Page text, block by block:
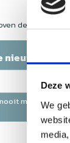
Deze
We
de €500,-
met iemand